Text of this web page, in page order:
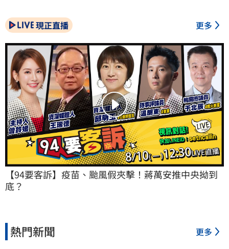
現正直播 更多
【94要客訴】疫苗、颱風假夾擊！蔣萬安推中央拗到
底？
熱門新聞 更多